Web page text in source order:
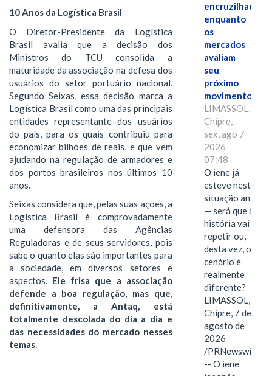
10 Anos da Logística Brasil
O Diretor-Presidente da Logística
Brasil avalia que a decisão dos
Ministros do TCU consolida a
maturidade da associação na defesa dos
usuários do setor portuário nacional.
Segundo Seixas, essa decisão marca a
Logística Brasil como uma das principais
entidades representante dos usuários
do país, para os quais contribuiu para
economizar bilhões de reais, e que vem
ajudando na regulação de armadores e
dos portos brasileiros nos últimos 10
anos.
Seixas considera que, pelas suas ações, a
Logística Brasil é comprovadamente
uma defensora das Agências
Reguladoras e de seus servidores, pois
sabe o quanto elas são importantes para
a sociedade, em diversos setores e
aspectos. Ele frisa que a associação
defende a boa regulação, mas que,
definitivamente, a Antaq, está
totalmente descolada do dia a dia e
das necessidades do mercado nesses
temas.
encruzilhada
enquanto
os
mercados
avaliam
seu
próximo
movimento.
LIMASSOL,
Chipre,
sex, ago 7
2026
07:48
O iene já
esteve nesta
situação antes
— será que a
história vai se
repetir ou,
desta vez, o
cenário é
realmente
diferente?
LIMASSOL,
Chipre, 7 de
agosto de
2026
/PRNewswire/
-- O iene